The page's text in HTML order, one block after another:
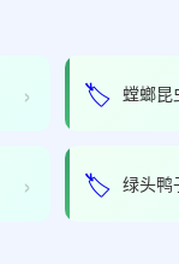
› 🏷️ 螳螂昆
› 🏷️ 绿头鸭